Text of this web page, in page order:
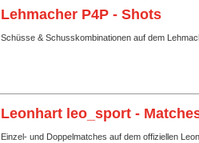
Lehmacher P4P - Shots
Schüsse & Schusskombinationen auf dem
Leonhart leo_sport -
Einzel- und Doppelmatches auf dem offiziellen